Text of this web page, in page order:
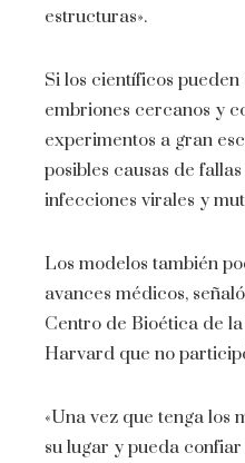
estructuras».
Si los científicos
embriones cercanos y
experimentos a gran
posibles causas de
infecciones virales y
Los modelos también
avances médicos,
Centro de Bioética de
Harvard que no
«Una vez que tenga los
su lugar y pueda